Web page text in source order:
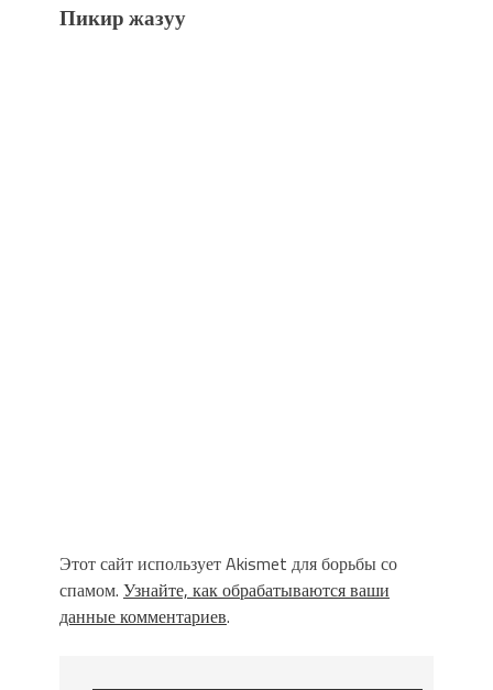
Пикир жазуу
Этот сайт использует Akismet для борьбы со
спамом. Узнайте, как обрабатываются ваши
данные комментариев.